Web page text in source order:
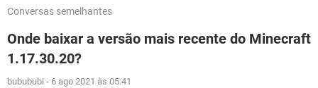
Conversas semelhantes
Onde baixar a versão mais recente do Minecraft
1.17.30.20?
bubububi - 6 ago 2021 às 05:41